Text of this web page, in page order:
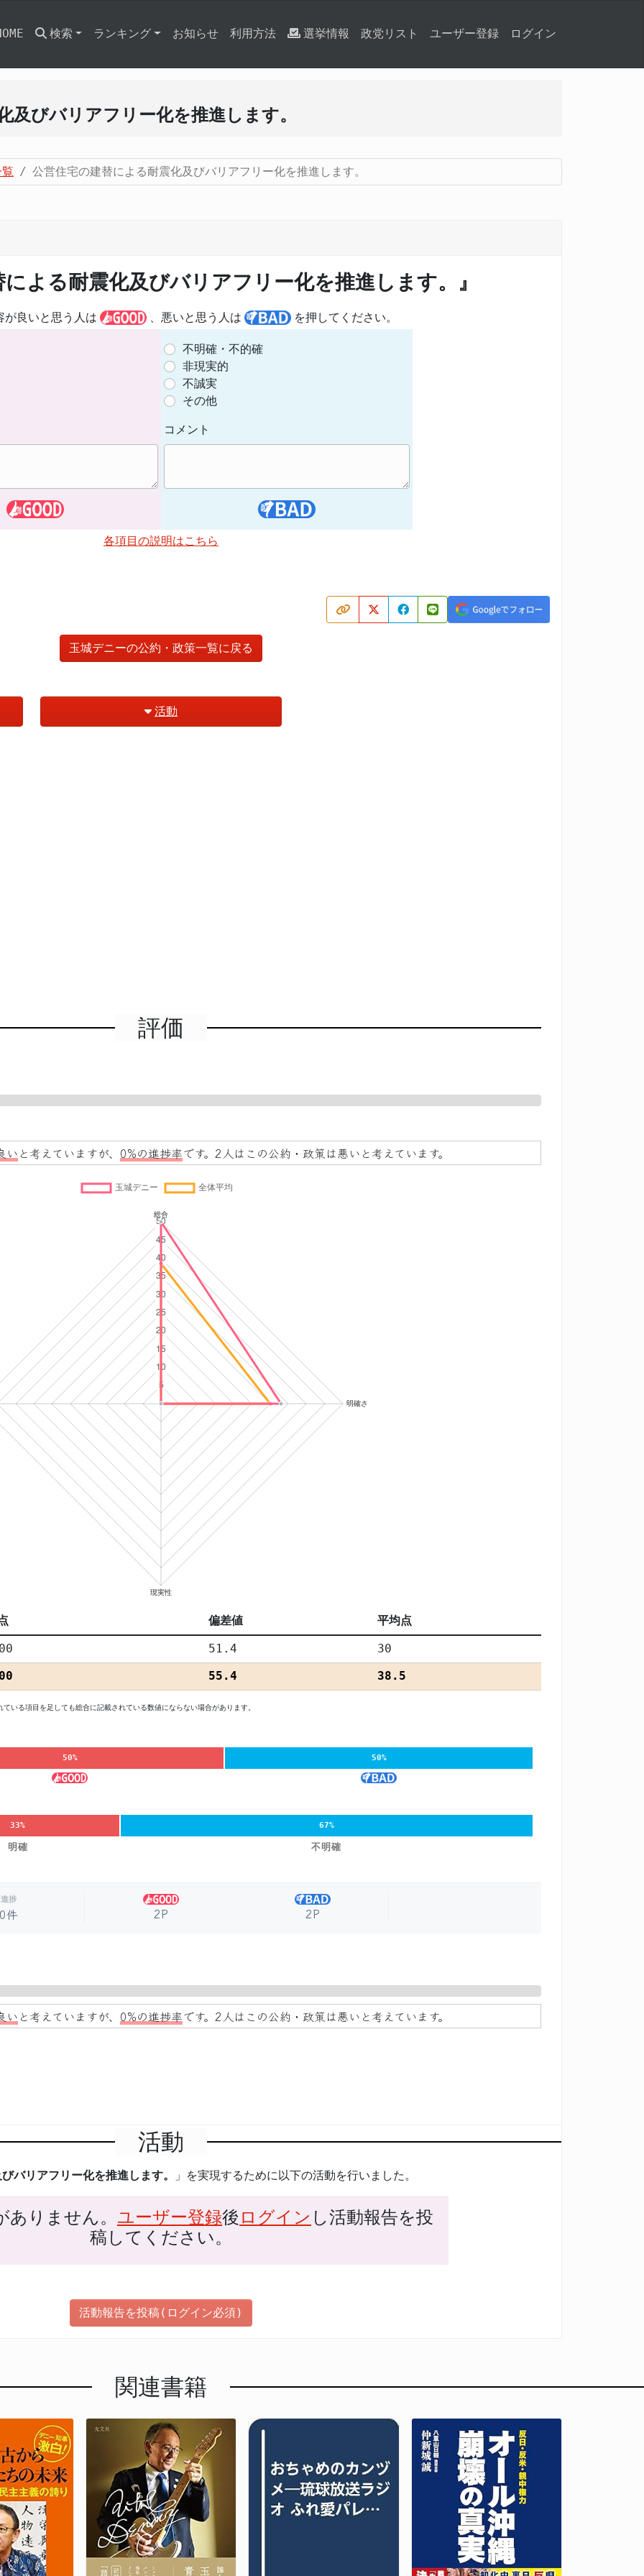
検索 ランキング お知らせ 利用方法 選挙情報 政党リスト ユーザー登録 ログイン
及びバリアフリー化を推進します。
公営住宅の建替による耐震化及びバリアフリー化を推進します。
よる耐震化及びバリアフリー化を推進します。』
が良いと思う人は 、悪いと思う人は を押してください。
不明確・不的確
非現実的
不誠実
その他
コメント
各項目の説明はこちら
玉城デニーの公約・政策一覧に戻る
活動
評価
い と考えていますが、 0%の進捗率です。2人はこの公約・政策は悪いと考えています。
偏差値 平均点
51.4
30
55.4 38.5
いる項目を足しても総合に記載されている数値にならない場合があります。
50% 50%
33%
明確
67%
不明確
進捗
件 2P 2P
い と考えていますが、 0%の進捗率です。2人はこの公約・政策は悪いと考えています。
活動
バリアフリー化を推進します。 」を実現するために以下の活動を行いました。
ありません。 ユーザー登録後 ログイン し活動報告を投
稿してください。
活動報告を投稿(ログイン必須)
関連書籍